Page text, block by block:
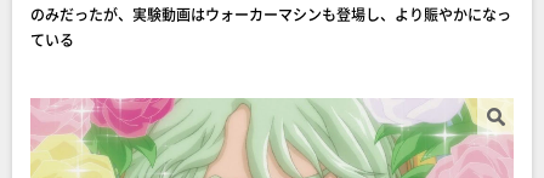
のみだったが、実験動画はウォーカーマシンも登場し、より賑やかになっ
ている